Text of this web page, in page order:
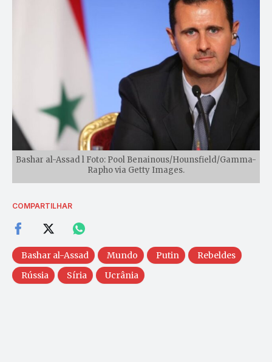
Bashar al-Assad l Foto: Pool Benainous/Hounsfield/Gamma-
Rapho via Getty Images.
COMPARTILHAR
Bashar al-Assad Mundo Putin
Rebeldes
Rússia
Síria Ucrânia